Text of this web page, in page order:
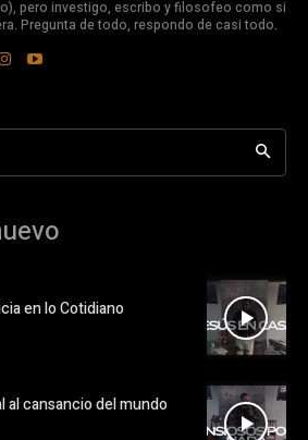
pero investigo, escribo y filosofeo como si
Pregunta de todo, respondo de casi todo.
en lo Cotidiano
al cansancio del mundo